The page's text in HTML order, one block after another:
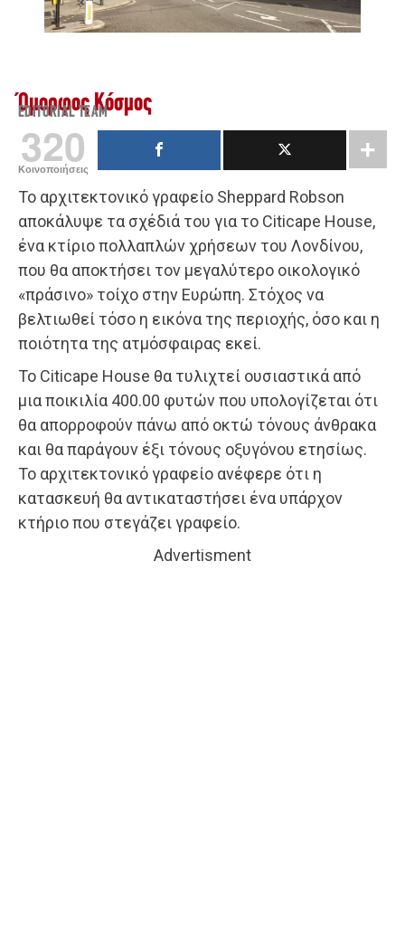
Όμορφος Κόσμος
EDITORIAL TEAM
320
Κοινοποιήσεις
Το αρχιτεκτονικό γραφείο Sheppard Robson
αποκάλυψε τα σχέδιά του για το Citicape House,
ένα κτίριο πολλαπλών χρήσεων του Λονδίνου,
που θα αποκτήσει τον μεγαλύτερο οικολογικό
«πράσινο» τοίχο στην Ευρώπη. Στόχος να
βελτιωθεί τόσο η εικόνα της περιοχής, όσο και η
ποιότητα της ατμόσφαιρας εκεί.
Το Citicape House θα τυλιχτεί ουσιαστικά από
μια ποικιλία 400.00 φυτών που υπολογίζεται ότι
θα απορροφούν πάνω από οκτώ τόνους άνθρακα
και θα παράγουν έξι τόνους οξυγόνου ετησίως.
Το αρχιτεκτονικό γραφείο ανέφερε ότι η
κατασκευή θα αντικαταστήσει ένα υπάρχον
κτήριο που στεγάζει γραφείο.
Advertisment